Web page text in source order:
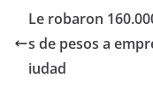
Le robaron
s de pesos a
iudad